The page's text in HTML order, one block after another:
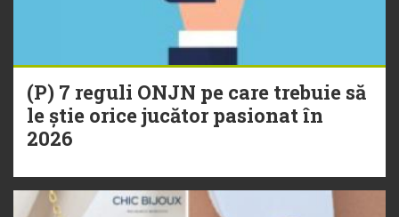
(P) 7 reguli ONJN pe care trebuie să
le știe orice jucător pasionat în
2026